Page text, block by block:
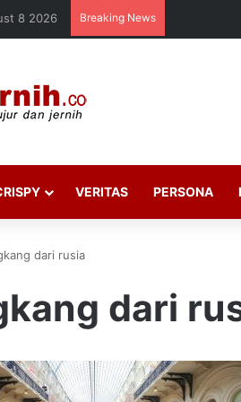
8 2026 Breaking News
VERITAS PERSONA
dari rusia
dari